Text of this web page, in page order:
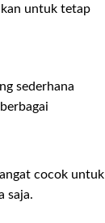
untuk tetap
sederhana
cocok untuk
saja.